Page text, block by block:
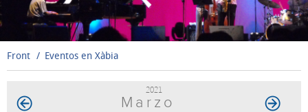
FRANÇAIS
РУССКИЙ
Front Eventos en Xàbia
2021
Marzo